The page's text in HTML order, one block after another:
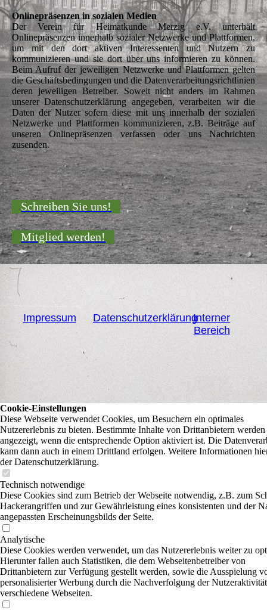
Onlinepräsenzen in sozialen Medien
Der Verein für Heimatkunde Merzig e.V. unterhält
Onlinepräsenzen innerhalb sozialer Netzwerke und Plattformen,
um mit den dort aktiven Interessenten und Nutzern zu
kommunizieren und sie dort über uns informieren zu können.
Beim Aufruf der jeweiligen Netzwerke und Plattformen gelten
die Geschäftsbedingungen und die Datenverarbeitungsrichtlinien
deren jeweiligen Betreiber. Soweit nicht anders im Rahmen
unserer Datenschutzerklärung angegeben, verarbeiten wir die
Daten der Nutzer sofern diese mit uns innerhalb der sozialen
Netzwerke und Plattformen kommunizieren, z.B. Beiträge auf
unseren Onlinepräsenzen verfassen oder uns Nachrichten
zusenden.
Schreiben Sie uns!
Mitglied werden!
Impressum DatenschutzerklärungInterner
Bereich
Cookie-Einstellungen
Diese Webseite verwendet Cookies, um Besuchern ein optimales
Nutzererlebnis zu bieten. Bestimmte Inhalte von Drittanbietern
angezeigt, wenn die entsprechende Option aktiviert ist. Die
kann dann auch in einem Drittland erfolgen. Weitere Informationen
der Datenschutzerklärung.
Technisch notwendige
Diese Cookies sind zum Betrieb der Webseite notwendig, z.B. zum
Hackerangriffen und zur Gewährleistung eines konsistenten und der
angepassten Erscheinungsbilds der Seite.
Analytische
Diese Cookies werden verwendet, um das Nutzererlebnis weiter zu
Hierunter fallen auch Statistiken, die dem Webseitenbetreiber von
Drittanbietern zur Verfügung gestellt werden, sowie die Ausspielung
personalisierter Werbung durch die Nachverfolgung der
verschiedene Webseiten.